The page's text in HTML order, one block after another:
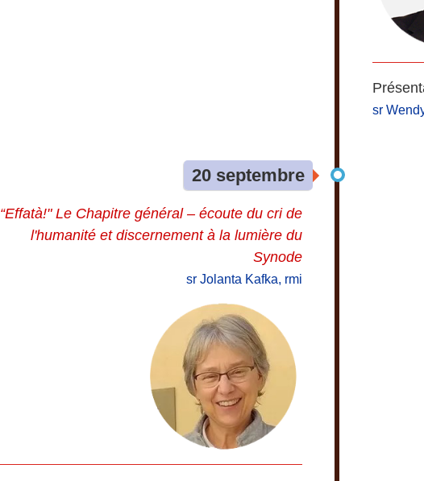
sr
20 septembre
“Effatà!" Le Chapitre général – écoute du cri de
l'humanité et discernement à la lumière du
Synode
sr Jolanta Kafka, rmi